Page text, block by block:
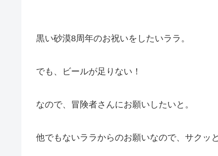
黒い砂漠8周年のお祝いをしたいララ。
でも、ビールが足りない！
なので、冒険者さんにお願いしたいと。
他でもないララからのお願いなので、サクッ